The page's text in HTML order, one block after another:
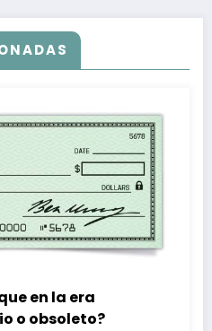
en la era
o obsoleto?